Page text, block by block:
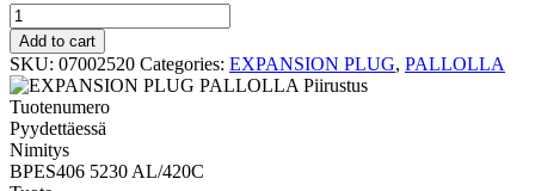
PALLOLLA
BPES406
5230
AL/420C
quantity
Add to cart
SKU: 07002520 Categories: EXPANSION PLUG, PALLOLLA
Tuotenumero
Pyydettäessä
Nimitys
BPES406 5230 AL/420C